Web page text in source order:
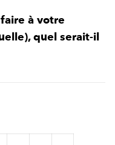
à votre
quel serait-il